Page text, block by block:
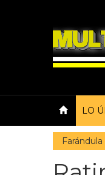
LO
Farándula